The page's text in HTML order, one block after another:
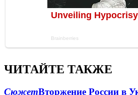
ЧИТАЙТЕ ТАКЖЕ
СюжетВторжение России в